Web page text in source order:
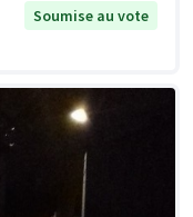
Soumise au vote